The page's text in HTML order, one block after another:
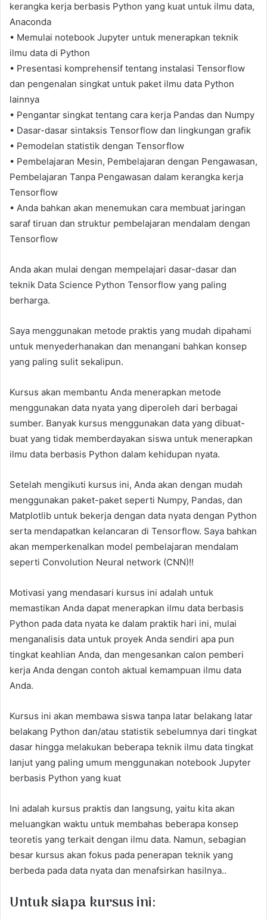
kerangka kerja berbasis Python yang kuat untuk ilmu data,
Anaconda
• Memulai notebook Jupyter untuk menerapkan teknik
ilmu data di Python
• Presentasi komprehensif tentang instalasi Tensorflow
dan pengenalan singkat untuk paket ilmu data Python
lainnya
• Pengantar singkat tentang cara kerja Pandas dan Numpy
• Dasar-dasar sintaksis Tensorflow dan lingkungan grafik
• Pemodelan statistik dengan Tensorflow
• Pembelajaran Mesin, Pembelajaran dengan Pengawasan,
Pembelajaran Tanpa Pengawasan dalam kerangka kerja
Tensorflow
• Anda bahkan akan menemukan cara membuat jaringan
saraf tiruan dan struktur pembelajaran mendalam dengan
Tensorflow
Anda akan mulai dengan mempelajari dasar-dasar dan
teknik Data Science Python Tensorflow yang paling
berharga.
Saya menggunakan metode praktis yang mudah dipahami
untuk menyederhanakan dan menangani bahkan konsep
yang paling sulit sekalipun.
Kursus akan membantu Anda menerapkan metode
menggunakan data nyata yang diperoleh dari berbagai
sumber. Banyak kursus menggunakan data yang dibuat-
buat yang tidak memberdayakan siswa untuk menerapkan
ilmu data berbasis Python dalam kehidupan nyata.
Setelah mengikuti kursus ini, Anda akan dengan mudah
menggunakan paket-paket seperti Numpy, Pandas, dan
Matplotlib untuk bekerja dengan data nyata dengan Python
serta mendapatkan kelancaran di Tensorflow. Saya bahkan
akan memperkenalkan model pembelajaran mendalam
seperti Convolution Neural network (CNN)!!
Motivasi yang mendasari kursus ini adalah untuk
memastikan Anda dapat menerapkan ilmu data berbasis
Python pada data nyata ke dalam praktik hari ini, mulai
menganalisis data untuk proyek Anda sendiri apa pun
tingkat keahlian Anda, dan mengesankan calon pemberi
kerja Anda dengan contoh aktual kemampuan ilmu data
Anda.
Kursus ini akan membawa siswa tanpa latar belakang latar
belakang Python dan/atau statistik sebelumnya dari tingkat
dasar hingga melakukan beberapa teknik ilmu data tingkat
lanjut yang paling umum menggunakan notebook Jupyter
berbasis Python yang kuat
Ini adalah kursus praktis dan langsung, yaitu kita akan
meluangkan waktu untuk membahas beberapa konsep
teoretis yang terkait dengan ilmu data. Namun, sebagian
besar kursus akan fokus pada penerapan teknik yang
berbeda pada data nyata dan menafsirkan hasilnya..
Untuk siapa kursus ini: